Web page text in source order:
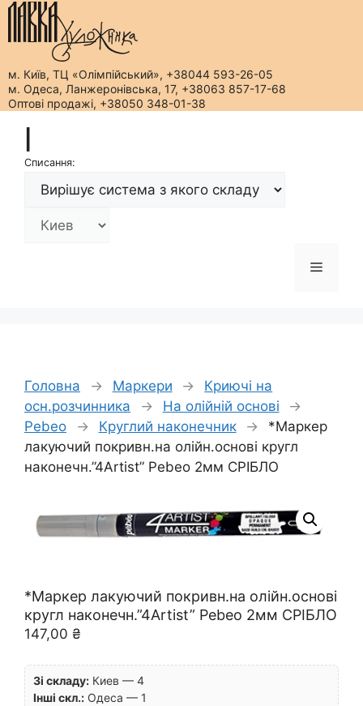
м. Київ, ТЦ «Олімпійський», +38044 593-26-05
м. Одеса, Ланжеронівська, 17, +38063 857-17-68
Оптові продажі, +38050 348-01-38
вмістуСписання:
Меню
Головна → Маркери →
Криючі на
осн.розчинника
→ На олійній основі
→
Pebeo
→ Круглий наконечник →
*Маркер
лакуючий покривн.на олійн.основі кругл
наконечн.”4Artist” Pebeo 2мм СРІБЛО
*Маркер лакуючий покривн.на олійн.основі
кругл наконечн.”4Artist” Pebeo 2мм СРІБЛО
147,00 ₴
Зі складу: Киев — 4
Інші скл.: Одеса — 1